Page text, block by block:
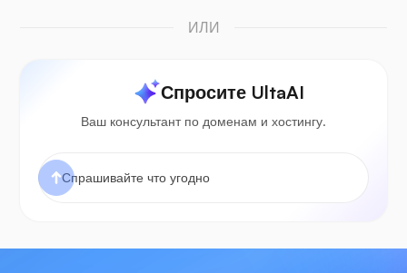
ИЛИ
Спросите UltaAI
Ваш консультант по доменам и хостингу.